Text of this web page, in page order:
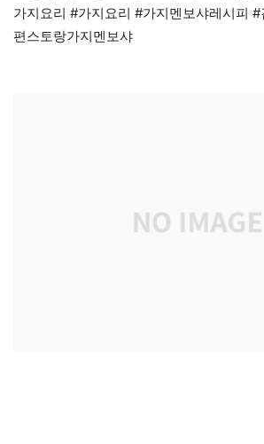
가지요리 #가지요리 #가지멘보샤레시피
편스토랑가지멘보샤